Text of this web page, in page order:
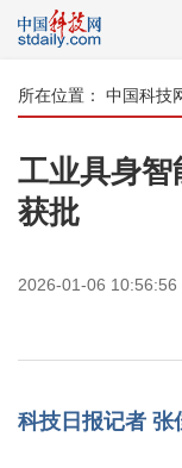
所在位置： 中国科技
工业具身
获批
2026-01-06 10:56:56
科技日报记者 张